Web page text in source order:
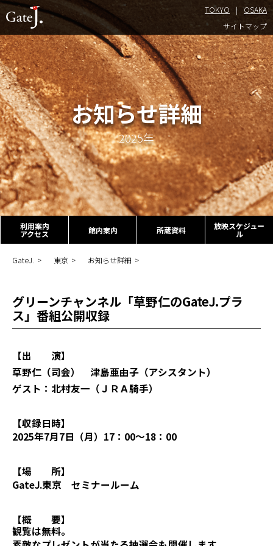
TOKYO
OSAKA
サイトマップ
お知らせ詳細
2025年
利用案内
アクセス 館内案内 所蔵資料 放映スケジュー
ル
GateJ. 東京 お知らせ詳細
グリーンチャンネル「草野仁のGateJ.プラ
ス」番組公開収録
【出 演】
草野仁（司会） 津島亜由子（アシスタント）
ゲスト：北村友一（ＪＲＡ騎手）
【収録日時】
2025年7月7日（月）17：00～18：00
【場 所】
GateJ.東京 セミナールーム
【概 要】
観覧は無料。
TOKYO